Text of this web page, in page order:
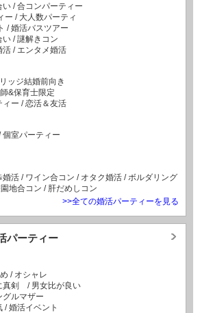
い /合コンパーティー
ー / 大人数パーティ
/婚活バスツアー
い /謎解きコン
活 / エンタメ婚活
ッジ結婚前向き
&保育士限定
ィー /恋活＆友活
個室パーティー
婚活 / ワイン合コン / オタク婚活 / ボルダリング
地合コン / 肝だめしコン
>>全ての婚活パーティーを見る
パーティー
/ オシャレ
真剣 / 男女比が良い
グルマザー
/婚活イベント